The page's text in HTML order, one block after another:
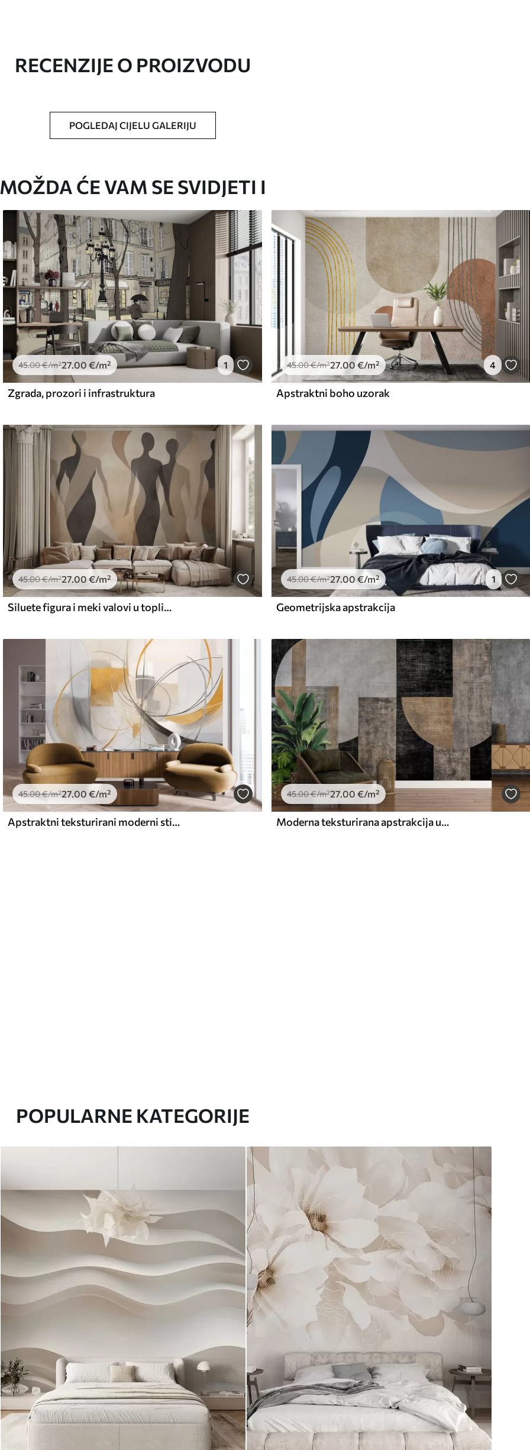
ste odredili, izrezana na identične trake
34.00€/m²
and Stick
49.00€/m²
RECENZIJE O PROIZVODU
POGLEDAJ CIJELU GALERIJU
MOŽDA ĆE VAM SE SVIDJETI I
45.00€/m²27 .00 €/m² 1
Zgrada, prozori i infrastruktura
45.00€/m²27.00 €/m² 4
Apstraktni boho uzorak
45.00€/m²27.00 €/m²
Siluete figura i meki valovi u toplim bež-sivim tonovima
45.00€/m²27.00 €/m² 1
Geometrijska apstrakcija
45.00€/m²27 .00 €/m²
Apstraktni teksturirani moderni stil slikanja sa zakrivljenim linijama i geometrijskim oblicima u nijansama sive, bijele i narančaste
45.00€/m²27.00 €/m²
Moderna teksturirana apstrakcija u crnoj i narančastoj boji
POPULARNE KATEGORIJE